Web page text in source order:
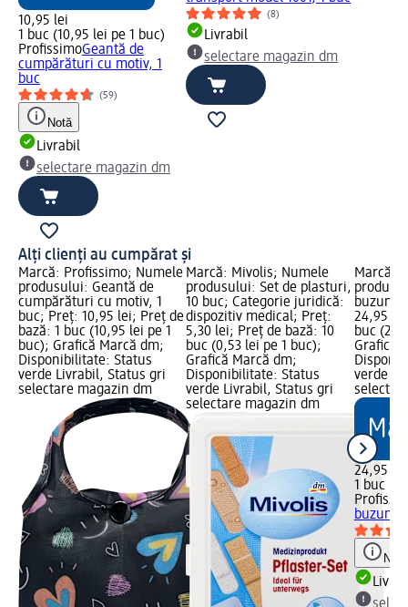
10,95 lei
1 buc (10,95 lei pe 1 buc)
ProfissimoGeantă de
cumpărături cu motiv, 1
buc
(59)
Notă
Livrabil
selectare magazin dm
(8)
Livrabil
selectare magazin dm
Alți clienți au cumpărat și
Marcă: Profissimo; Numele
produsului: Geantă de
cumpărături cu motiv, 1
buc; Preț: 10,95 lei; Preț de
bază: 1 buc (10,95 lei pe 1
buc); Grafică Marcă dm;
Disponibilitate: Status
verde Livrabil, Status gri
selectare magazin dm
Marcă: Mivolis; Numele
produsului: Set de plasturi,
10 buc; Categorie juridică:
dispozitiv medical; Preț:
5,30 lei; Preț de bază: 10
buc (0,53 lei pe 1 buc);
Grafică Marcă dm;
Disponibilitate: Status
verde Livrabil, Status gri
selectare magazin dm
Marcă:
24,95
buc
Grafică
verde
24,95 lei
1 buc
Notă